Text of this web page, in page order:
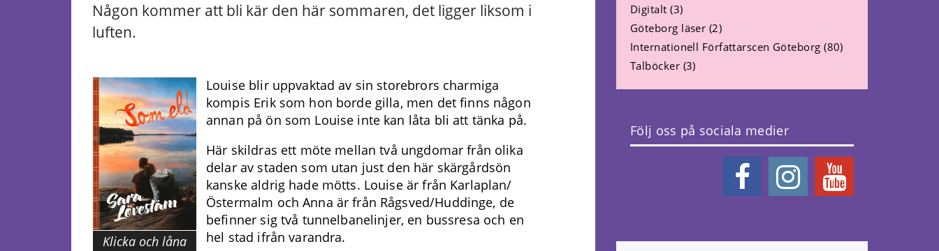
Någon kommer att bli kär den här sommaren, det ligger liksom i
luften.
Klicka och låna
Louise blir uppvaktad av sin storebrors charmiga
kompis Erik som hon borde gilla, men det finns någon
annan på ön som Louise inte kan låta bli att tänka på.
Här skildras ett möte mellan två ungdomar från olika
delar av staden som utan just den här skärgårdsön
kanske aldrig hade mötts. Louise är från Karlaplan/
Östermalm och Anna är från Rågsved/Huddinge, de
befinner sig två tunnelbanelinjer, en bussresa och en
hel stad ifrån varandra.
Digitalt (3)
Göteborg läser (2)
Internationell Författarscen Göteborg (80)
Talböcker (3)
Följ oss på sociala medier